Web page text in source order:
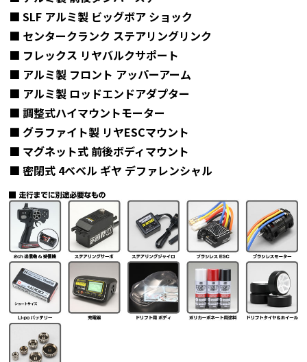
■ SLF アルミ製 ビッグボア ショック
■ センタークランク ステアリングリンク
■ フレックス リヤバルクサポート
■ アルミ製 フロント アッパーアーム
■ アルミ製 ロッドエンドアダプター
■ 調整式ハイマウントモーター
■ グラファイト製 リヤESCマウント
■ マグネット式 前後ボディマウント
■ 密閉式 4ベベル ギヤ デファレンシャル